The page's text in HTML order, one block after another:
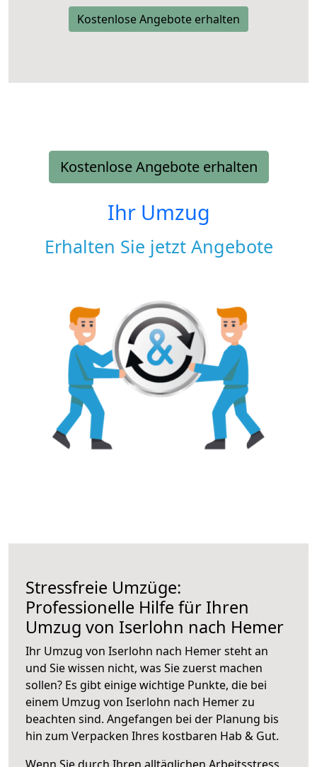
Kostenlose Angebote erhalten
Kostenlose Angebote erhalten
Ihr Umzug
Erhalten Sie jetzt Angebote
Stressfreie Umzüge:
Professionelle Hilfe für Ihren
Umzug von Iserlohn nach Hemer
Ihr Umzug von Iserlohn nach Hemer steht an
und Sie wissen nicht, was Sie zuerst machen
sollen? Es gibt einige wichtige Punkte, die bei
einem Umzug von Iserlohn nach Hemer zu
beachten sind. Angefangen bei der Planung bis
hin zum Verpacken Ihres kostbaren Hab & Gut.